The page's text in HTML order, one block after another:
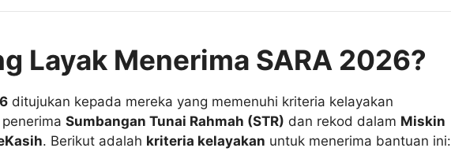
Layak Menerima SARA 2026?
ditujukan kepada mereka yang memenuhi kriteria kelayakan
Sumbangan Tunai Rahmah (STR) dan rekod dalam Miskin
. Berikut adalah kriteria kelayakan untuk menerima bantuan ini: